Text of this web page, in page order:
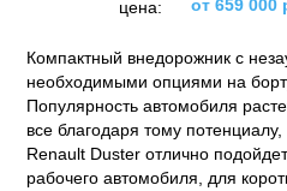
цена:
от 659 000
Компактный внедорожник с
необходимыми опциями на
Популярность автомобиля
все благодаря тому
Renault Duster отлично
рабочего автомобиля, для